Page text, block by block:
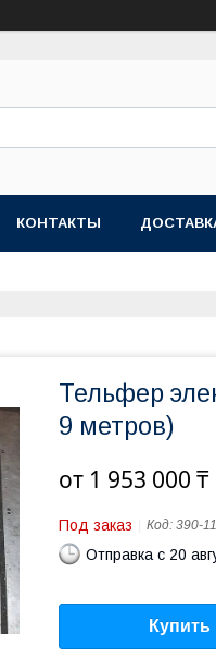
КОНТАКТЫ
Тельфер
9 метров)
от 1 953 000 ₸
Под заказ Код: 390-
Отправка с 20
Купить